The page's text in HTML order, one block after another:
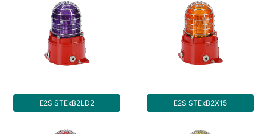
E2S STExB2LD2 E2S STExB2X15